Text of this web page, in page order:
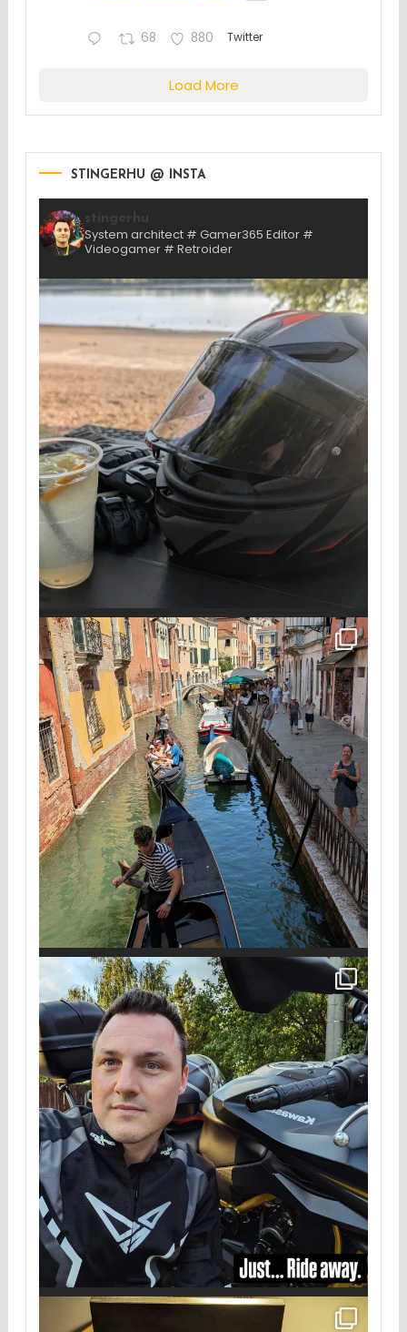
68 880 Twitter
Load More
STINGERHU @ INSTA
System architect # Gamer365 Editor #
Videogamer # Retroider